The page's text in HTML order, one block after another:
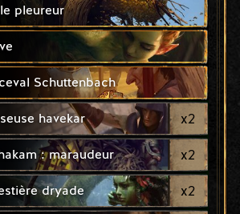
pleureur
Schuttenbach
havekar x2
: maraudeur x2
dryade x2